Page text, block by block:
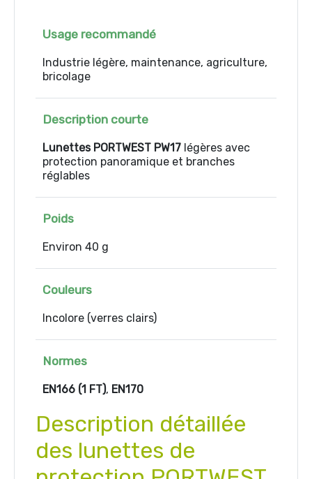
Usage recommandé
Industrie légère, maintenance, agriculture,
bricolage
Description courte
Lunettes PORTWEST PW17 légères avec
protection panoramique et branches
réglables
Poids
Environ 40 g
Couleurs
Incolore (verres clairs)
Normes
EN166 (1 FT), EN170
Description détaillée
des lunettes de